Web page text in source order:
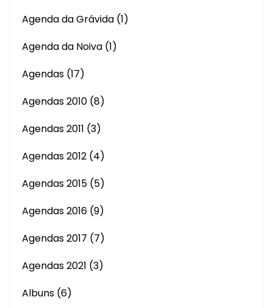
Agenda da Grávida (1)
Agenda da Noiva (1)
Agendas (17)
Agendas 2010 (8)
Agendas 2011 (3)
Agendas 2012 (4)
Agendas 2015 (5)
Agendas 2016 (9)
Agendas 2017 (7)
Agendas 2021 (3)
Albuns (6)